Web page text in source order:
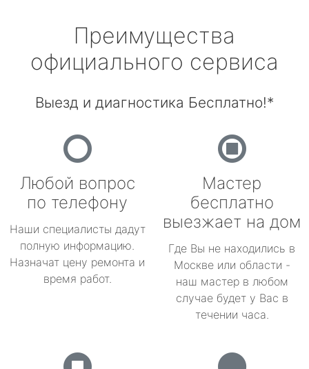
Преимущества
официального сервиса
Выезд и диагностика Бесплатно!*
Любой вопрос
по телефону
Наши специалисты дадут
полную информацию.
Назначат цену ремонта и
время работ.
Мастер
бесплатно
выезжает на дом
Где Вы не находились в
Москве или области -
наш мастер в любом
случае будет у Вас в
течении часа.